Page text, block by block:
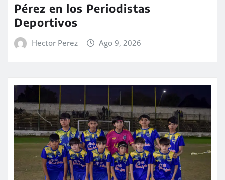
Pérez en los Periodistas
Deportivos
Hector Perez Ago 9, 2026